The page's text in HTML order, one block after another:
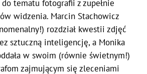
tematu fotografii z zupełnie
widzenia. Marcin Stachowicz
rozdział kwestii zdjęć
sztuczną inteligencję, a Monika
w swoim (równie świetnym!)
zajmującym się zleceniami